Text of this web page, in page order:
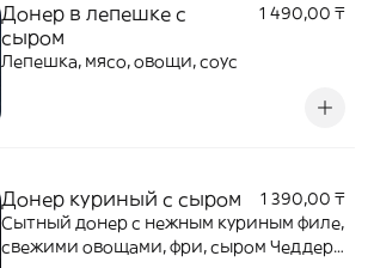
Донер в лепешке с
сыром
1 490,00 ₸
Лепешка, мясо, овощи, соус
Донер куриный с сыром
1 390,00 ₸
Сытный донер с нежным куриным филе,
свежими овощами, фри, сыром Чеддер